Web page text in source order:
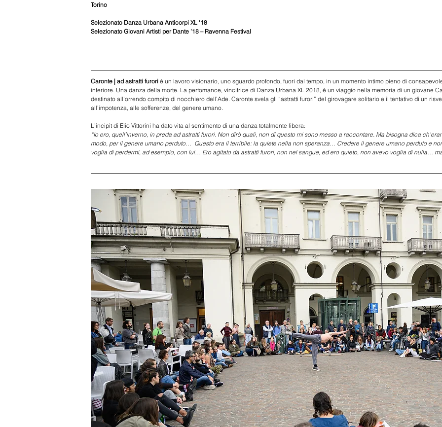
Torino
Selezionato Danza Urbana Anticorpi XL ‘18
Selezionato Giovani Artisti per Dante ’18 – Ravenna Festival
Caronte | ad astratti furori è un lavoro visionario, uno sguardo profondo, fuori dal tempo, in un momento intimo pieno di
interiore. Una danza della morte. La perfomance, vincitrice di Danza Urbana XL 2018, è un viaggio nella memoria di un giovane
destinato all’orrendo compito di nocchiero dell’Ade. Caronte svela gli “astratti furori” del girovagare solitario e il tentativo di un
all’impotenza, alle sofferenze, del genere umano.
L’incipit di Elio Vittorini ha dato vita al sentimento di una danza totalmente libera:
“Io ero, quell’inverno, in preda ad astratti furori. Non dirò quali, non di questo mi sono messo a raccontare. Ma bisogna dica
modo, per il genere umano perduto…  Questo era il terribile: la quiete nella non speranza… Credere il genere umano perduto e
voglia di perdermi, ad esempio, con lui… Ero agitato da astratti furori, non nel sangue, ed ero quieto, non avevo voglia di nulla…